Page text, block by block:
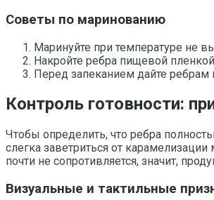
Советы по маринованию
Маринуйте при температуре не
Накройте ребра пищевой
Перед запеканием дайте ребрам
Контроль готовности:
Чтобы определить, что ребра
слегка заветриться от
почти не сопротивляется, значит,
Визуальные и тактильные